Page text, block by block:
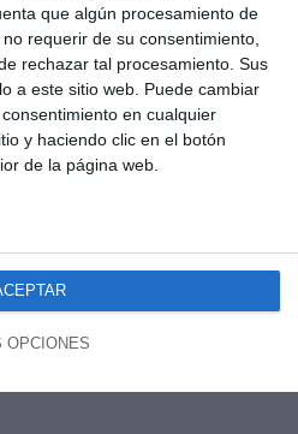
que algún procesamiento de
requerir de su consentimiento,
rechazar tal procesamiento. Sus
a este sitio web. Puede cambiar
en cualquier
y haciendo clic en el botón
de la página web.
OPCIONES